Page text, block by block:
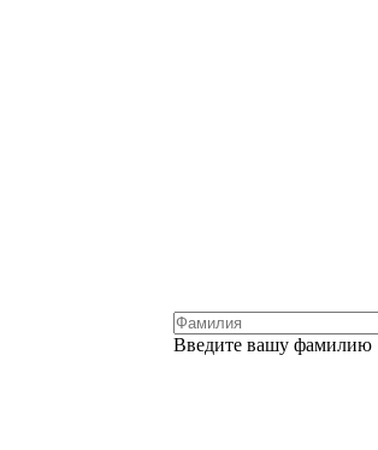
Введите вашу фамилию